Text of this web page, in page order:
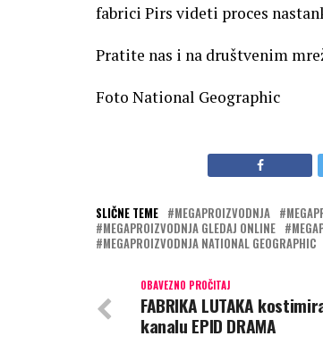
fabrici Pirs videti proces
Pratite nas i na društvenim
Foto National Geographic
SLIČNE TEME MEGAPROIZVODNJA
MEGAPROIZVODNJA GLEDAJ ONLINE
MEGAPROIZVODNJA NATIONAL GEOGRAPHIC
OBAVEZNO PROČITAJ
FABRIKA LUTAKA
kanalu EPID DRAMA